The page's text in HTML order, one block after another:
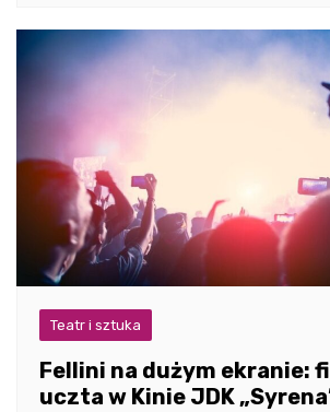
Teatr i sztuka
Fellini na dużym ekranie:
uczta w Kinie JDK